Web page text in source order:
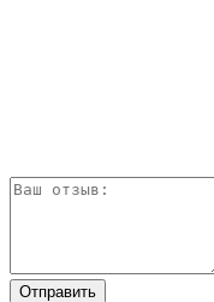
Отправить